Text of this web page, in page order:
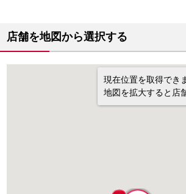
店舗を地図から選択する
現在位置を取得でき
地図を拡大すると店